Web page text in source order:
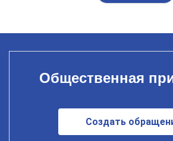
Общественная
Создать